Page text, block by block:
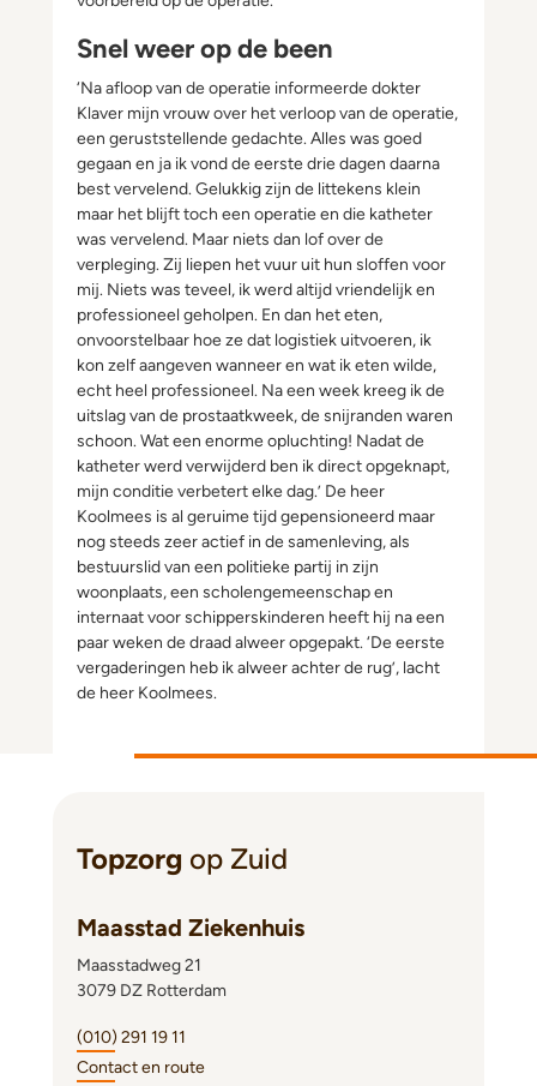
Snel weer op de been
‘Na afloop van de operatie informeerde dokter
Klaver mijn vrouw over het verloop van de operatie,
een geruststellende gedachte. Alles was goed
gegaan en ja ik vond de eerste drie dagen daarna
best vervelend. Gelukkig zijn de littekens klein
maar het blijft toch een operatie en die katheter
was vervelend. Maar niets dan lof over de
verpleging. Zij liepen het vuur uit hun sloffen voor
mij. Niets was teveel, ik werd altijd vriendelijk en
professioneel geholpen. En dan het eten,
onvoorstelbaar hoe ze dat logistiek uitvoeren, ik
kon zelf aangeven wanneer en wat ik eten wilde,
echt heel professioneel. Na een week kreeg ik de
uitslag van de prostaatkweek, de snijranden waren
schoon. Wat een enorme opluchting! Nadat de
katheter werd verwijderd ben ik direct opgeknapt,
mijn conditie verbetert elke dag.’ De heer
Koolmees is al geruime tijd gepensioneerd maar
nog steeds zeer actief in de samenleving, als
bestuurslid van een politieke partij in zijn
woonplaats, een scholengemeenschap en
internaat voor schipperskinderen heeft hij na een
paar weken de draad alweer opgepakt. ‘De eerste
vergaderingen heb ik alweer achter de rug’, lacht
de heer Koolmees.
Topzorg op Zuid
Maasstad Ziekenhuis
Maasstadweg 21
3079 DZ Rotterdam
(010) 291 19 11
Contact en route